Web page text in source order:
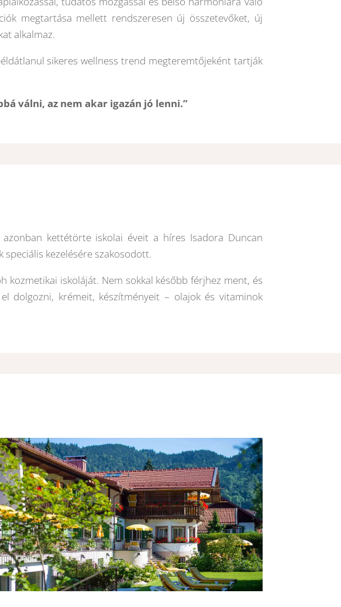
megtartása mellett rendszeresen új összetevőket, új
alkalmaz.
sikeres wellness trend megteremtőjeként tartják
válni, az nem akar igazán jó lenni.”
kettétörte iskolai éveit a híres Isadora Duncan
kezelésére szakosodott.
kozmetikai iskoláját. Nem sokkal később férjhez ment, és
dolgozni, krémeit, készítményeit – olajok és vitaminok